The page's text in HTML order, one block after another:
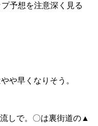
予想を注意深く見る
や早くなりそう。
で。〇は裏街道の▲